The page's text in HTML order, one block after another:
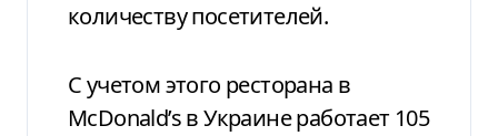
количеству посетителей.
С учетом этого ресторана в
McDonald’s в Украине работает 105